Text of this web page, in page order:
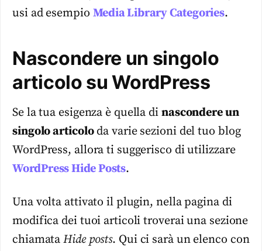
usi ad esempio Media Library Categories.
Nascondere un singolo
articolo su WordPress
Se la tua esigenza è quella di nascondere un
singolo articoloda varie sezioni del tuo blog
WordPress, allora ti suggerisco di utilizzare
WordPress Hide Posts.
Una volta attivato il plugin, nella pagina di
modifica dei tuoi articoli troverai una sezione
chiamataHide posts. Qui ci sarà un elenco con